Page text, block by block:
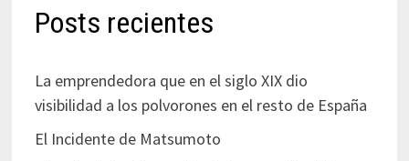
Posts recientes
La emprendedora que en el siglo XIX dio
visibilidad a los polvorones en el resto de España
El Incidente de Matsumoto